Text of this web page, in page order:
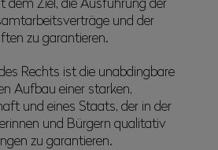
und der
zu garantieren.
Rechts ist die unabdingbare
Aufbau einer starken,
und eines Staats, der in der
und Bürgern qualitativ
zu garantieren.